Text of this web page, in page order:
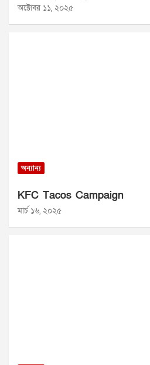
অক্টোবর ১১, ২০২৫
অন্যান্য
KFC Tacos Campaign
মার্চ ১৬, ২০২৫